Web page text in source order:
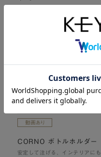
(税込 ¥1,309 )
CORNO ボトルホルダー
安定して注げる、インテリアにも